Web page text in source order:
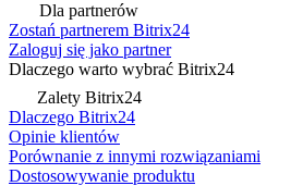
Dla partnerów
Zostań partnerem Bitrix24
Zaloguj się jako partner
Dlaczego warto wybrać Bitrix24
Zalety Bitrix24
Dlaczego Bitrix24
Opinie klientów
Porównanie z innymi rozwiązaniami
Dostosowywanie produktu